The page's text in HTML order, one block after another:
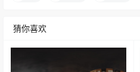
猜你喜欢